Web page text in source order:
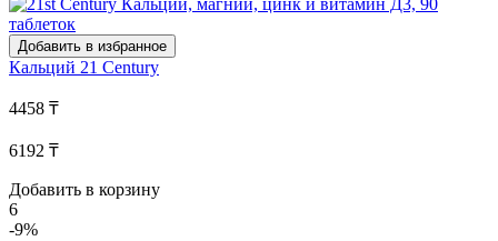
Добавить в избранное
Кальций 21 Century
4458 ₸
6192 ₸
Добавить в корзину
6
-9%